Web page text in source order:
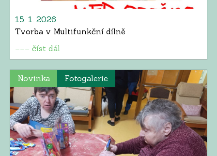
15. 1. 2026
Tvorba v Multifunkční dílně
––– číst dál
Novinka Fotogalerie